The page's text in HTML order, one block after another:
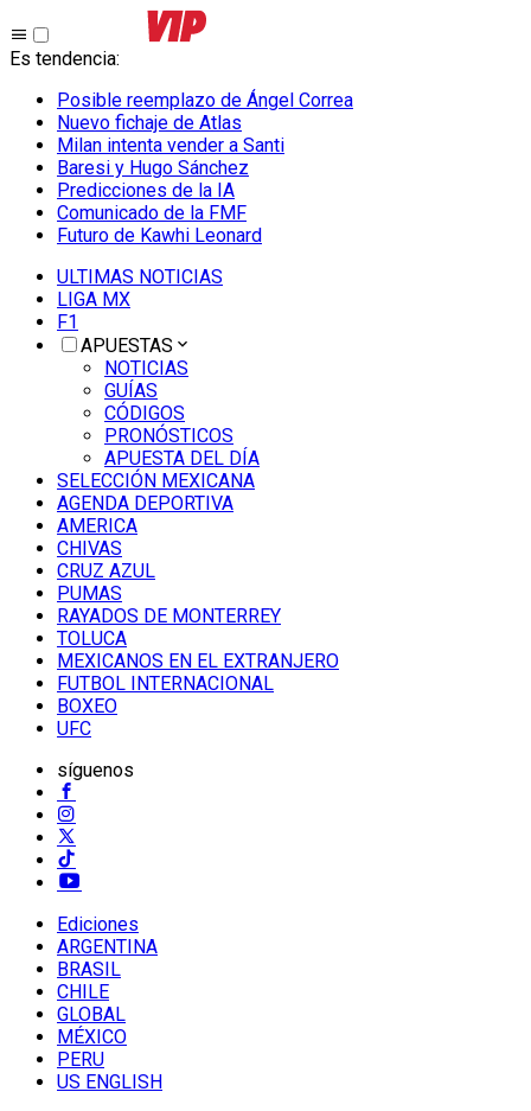
Es tendencia:
Posible reemplazo de Ángel Correa
Nuevo fichaje de Atlas
Milan intenta vender a Santi
Baresi y Hugo Sánchez
Predicciones de la IA
Comunicado de la FMF
Futuro de Kawhi Leonard
ULTIMAS NOTICIAS
LIGA MX
F1
APUESTAS
NOTICIAS
GUÍAS
CÓDIGOS
PRONÓSTICOS
APUESTA DEL DÍA
SELECCIÓN MEXICANA
AGENDA DEPORTIVA
AMERICA
CHIVAS
CRUZ AZUL
PUMAS
RAYADOS DE MONTERREY
TOLUCA
MEXICANOS EN EL EXTRANJERO
FUTBOL INTERNACIONAL
BOXEO
UFC
síguenos
Ediciones
ARGENTINA
BRASIL
CHILE
GLOBAL
MÉXICO
PERU
US ENGLISH